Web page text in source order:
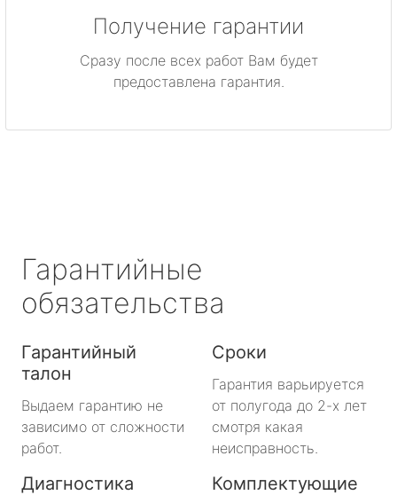
Получение гарантии
Сразу после всех работ Вам будет
предоставлена гарантия.
Гарантийные
обязательства
Гарантийный
талон
Выдаем гарантию не
зависимо от сложности
работ.
Сроки
Гарантия варьируется
от полугода до 2-х лет
смотря какая
неисправность.
Диагностика Комплектующие